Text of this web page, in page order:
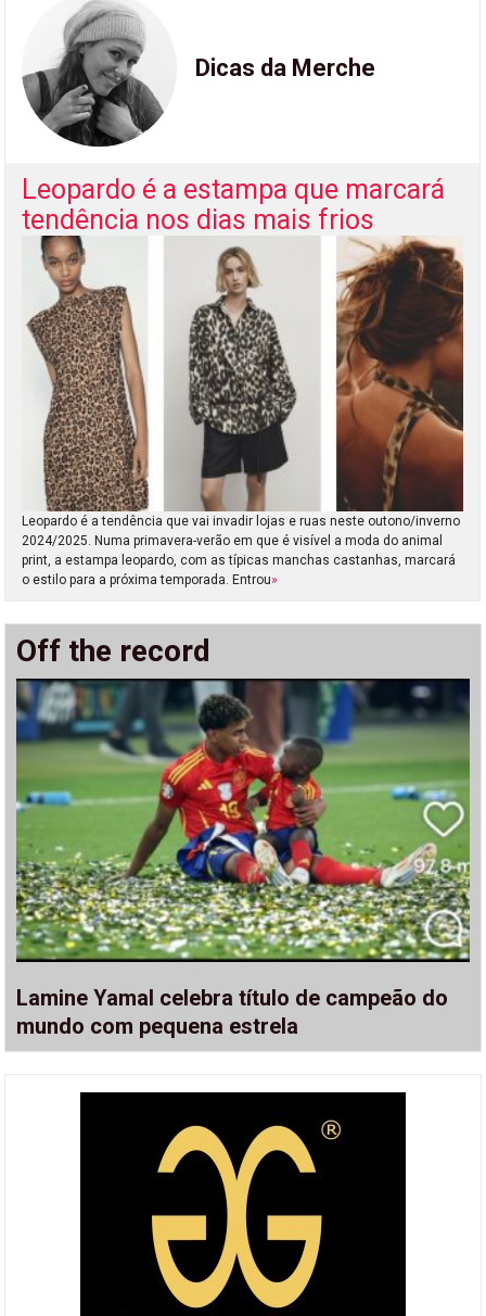
Dicas da Merche
Leopardo é a estampa que marcará
tendência nos dias mais frios
Leopardo é a tendência que vai invadir lojas e ruas neste outono/inverno
2024/2025. Numa primavera-verão em que é visível a moda do animal
print, a estampa leopardo, com as típicas manchas castanhas, marcará
o estilo para a próxima temporada. Entrou»
Off the record
Lamine Yamal celebra título de campeão do
mundo com pequena estrela